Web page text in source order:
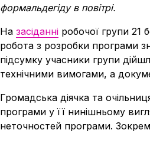
формальдегіду в повітрі.
На засіданні робочої групи 21
робота з розробки програми
підсумку учасники групи
технічними вимогами, а
Громадська діячка та
програми у її нинішньому
неточностей програми.